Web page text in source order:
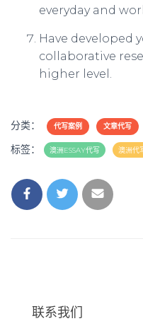
everyday and
Have developed
collaborative
higher level.
分类： 代写案例 文章代写
标签： 澳洲ESSAY代写 澳洲代
联系我们